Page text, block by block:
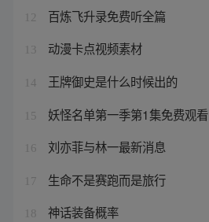
12 百炼飞升录免费听全篇
13 动漫卡点视频素材
14 王牌御史是什么时候出的
15 妖怪名单第一季第1集免费观看
16 刘亦菲与林一最新消息
17 生命不是赛跑而是旅行
18 神话装备概率